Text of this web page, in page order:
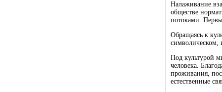
Налаживание
обществе
потоками.
Обращаясь к
символическом,
Под культурой
человека.
проживания,
естественные